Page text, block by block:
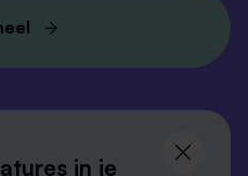
hoogte
in je